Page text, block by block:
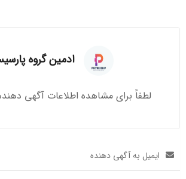
ادمین گروه
لطفاً برای مشاهده اطلاعات آگهی
ایمیل به آگهی دهنده